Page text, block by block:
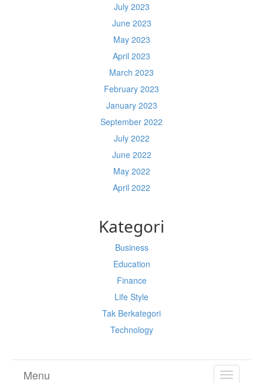
July 2023
June 2023
May 2023
April 2023
March 2023
February 2023
January 2023
September 2022
July 2022
June 2022
May 2022
April 2022
Kategori
Business
Education
Finance
Life Style
Tak Berkategori
Technology
TOGGLE
Menu